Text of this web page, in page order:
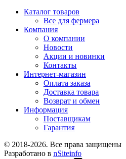
Каталог товаров
Все для фермера
Компания
О компании
Новости
Акции и новинки
Контакты
Интернет-магазин
Оплата заказа
Доставка товара
Возврат и обмен
Информация
Поставщикам
Гарантия
© 2018-2026. Все права защищены
Разработано в nSiteinfo